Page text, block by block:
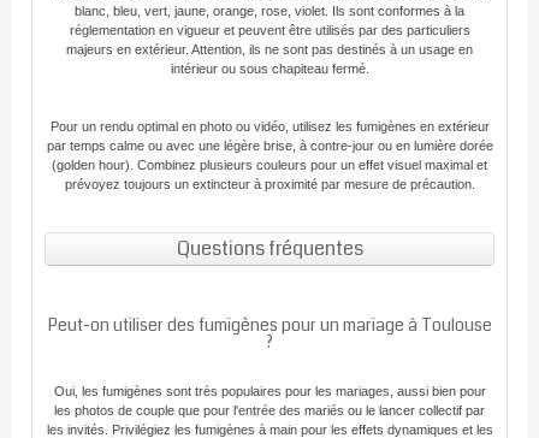
blanc, bleu, vert, jaune, orange, rose, violet. Ils sont conformes à la
réglementation en vigueur et peuvent être utilisés par des particuliers
majeurs en extérieur. Attention, ils ne sont pas destinés à un usage en
intérieur ou sous chapiteau fermé.
Pour un rendu optimal en photo ou vidéo, utilisez les fumigènes en extérieur
par temps calme ou avec une légère brise, à contre-jour ou en lumière dorée
(golden hour). Combinez plusieurs couleurs pour un effet visuel maximal et
prévoyez toujours un extincteur à proximité par mesure de précaution.
Questions fréquentes
Peut-on utiliser des fumigènes pour un mariage à Toulouse
?
Oui, les fumigènes sont très populaires pour les mariages, aussi bien pour
les photos de couple que pour l'entrée des mariés ou le lancer collectif par
les invités. Privilégiez les fumigènes à main pour les effets dynamiques et les